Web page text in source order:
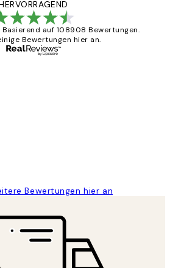
Basierend auf 108908 Bewertungen.
Bewertungen hier an.
Bewertungen hier an